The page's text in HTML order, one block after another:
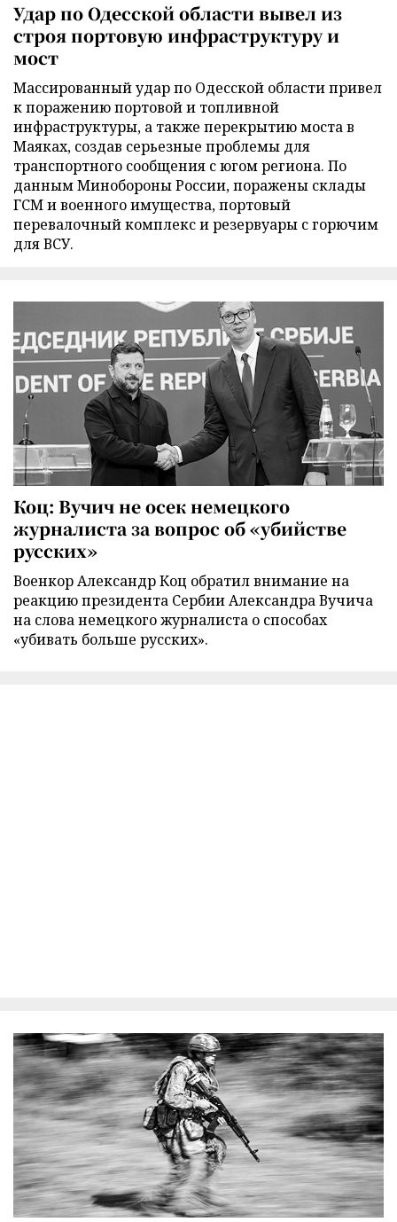
Удар по Одесской области вывел из
строя портовую инфраструктуру и
мост
Массированный удар по Одесской области привел
к поражению портовой и топливной
инфраструктуры, а также перекрытию моста в
Маяках, создав серьезные проблемы для
транспортного сообщения с югом региона. По
данным Минобороны России, поражены склады
ГСМ и военного имущества, портовый
перевалочный комплекс и резервуары с горючим
для ВСУ.
Коц: Вучич не осек немецкого
журналиста за вопрос об «убийстве
русских»
Военкор Александр Коц обратил внимание на
реакцию президента Сербии Александра Вучича
на слова немецкого журналиста о способах
«убивать больше русских».